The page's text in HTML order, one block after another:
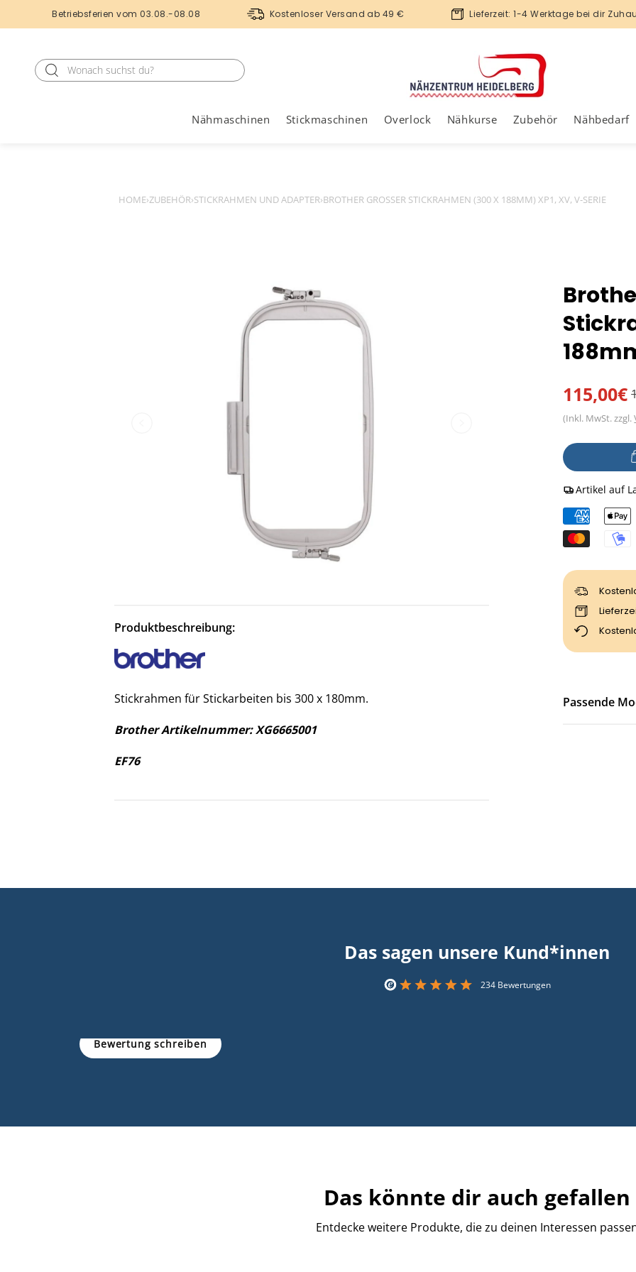
Betriebsferien vom 03.08.-08.08 Kostenloser Versand ab 49 € Lieferzeit: 1-4 Werktage bei dir
Nähmaschinen Stickmaschinen Overlock Nähkurse Zubehör Nähbedarf
HOME›ZUBEHÖR›STICKRAHMEN UND ADAPTER›BROTHER GROSSER STICKRAHMEN (300 X 188MM) XP1, XV, V-SERIE
Produktbeschreibung:
Stickrahmen für Stickarbeiten bis 300 x 180mm.
Brother Artikelnummer: XG6665001
EF76
Normaler
Preis
115,00€
(Inkl. MwSt. zzgl.
Anzahl
Artikel auf
Passende
Das sagen unsere Kund*innen
234 Bewertungen
Bewertung schreiben
Das könnte dir auch gefallen
Entdecke weitere Produkte, die zu deinen Interessen